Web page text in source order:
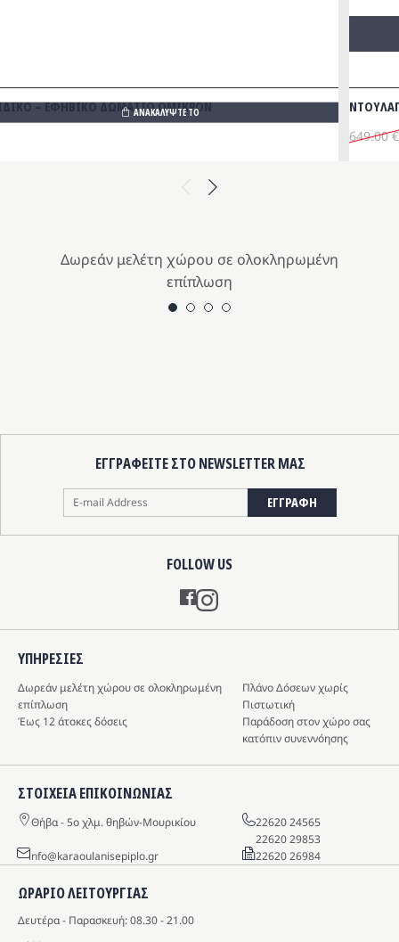
Previous
– ΕΦΗΒΙΚΟ ΔΩΜΑΤΙΟ ΟΜΙΚΡΟΝ
ΑΝΑΚΑΛΥΨΤΕ ΤΟ
649.00€
Η
Next
Δωρεάν μελέτη χώρου σε ολοκληρωμένη
επίπλωση
FOLLOW US
Instagram
ΕΓΓΡΑΦΕΙΤΕ ΣΤΟ NEWSLETTER ΜΑΣ
ΕΓΓΡΑΦΗ
ΩΡΑΡΙΟ ΛΕΙΤΟΥΡΓΙΑΣ
Δευτέρα - Παρασκευή: 08.30 - 21.00
ΥΠΗΡΕΣIΕΣ
Δωρεάν μελέτη χώρου σε ολοκληρωμένη
επίπλωση
Πλάνο Δόσεων χωρίς
Πιστωτική
Έως 12 άτοκες δόσεις
Παράδοση στον χώρο σας
κατόπιν συνεννόησης
ΣΤΟΙΧΕΙΑ ΕΠΙΚΟΙΝΩΝΙΑΣ
Θήβα - 5o χλμ. θηβών-Μουρικίου
22620 24565
22620 29853
info@karaoulanisepiplo.gr
22620 26984